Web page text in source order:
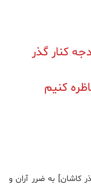
کنار گذر
کنیم
کاشان] به ضرر آران و